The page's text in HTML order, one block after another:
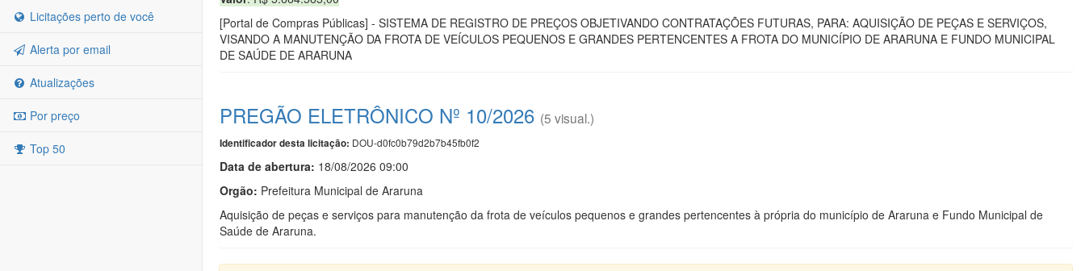
Licitações perto de você
Alerta por email
Atualizações
Por preço
Top 50
[Portal de Compras Públicas] - SISTEMA DE REGISTRO DE PREÇOS OBJETIVANDO CONTRATAÇÕES FUTURAS, PARA: AQUISIÇÃO DE PEÇAS E SERVIÇOS,
VISANDO A MANUTENÇÃO DA FROTA DE VEÍCULOS PEQUENOS E GRANDES PERTENCENTES A FROTA DO MUNICÍPIO DE ARARUNA E FUNDO MUNICIPAL
DE SAÚDE DE ARARUNA
PREGÃO ELETRÔNICO Nº 10/2026 (5 visual.)
Identificador desta licitação: DOU-d0fc0b79d2b7b45fb0f2
Data de abertura: 18/08/2026 09:00
Orgão: Prefeitura Municipal de Araruna
Aquisição de peças e serviços para manutenção da frota de veículos pequenos e grandes pertencentes à própria do município de Araruna e Fundo Municipal de
Saúde de Araruna.